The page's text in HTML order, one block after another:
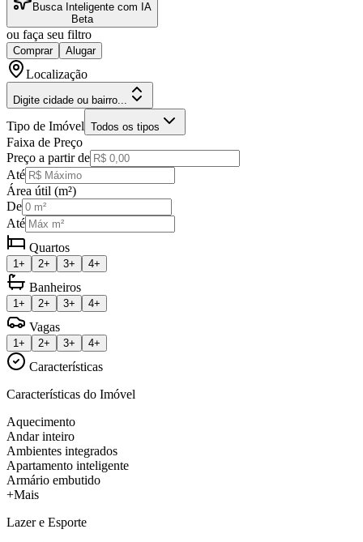
Busca Inteligente com IA
Beta
ou faça seu filtro
Comprar Alugar
Localização
Digite cidade ou bairro...
Tipo de Imóvel Todos os tipos
Faixa de Preço
Preço a partir de
Até
Área útil (m²)
De
Até
Quartos
1+ 2+ 3+ 4+
Banheiros
1+ 2+ 3+ 4+
Vagas
1+ 2+ 3+ 4+
Características
Características do Imóvel
Aquecimento
Andar inteiro
Ambientes integrados
Apartamento inteligente
Armário embutido
+Mais
Lazer e Esporte